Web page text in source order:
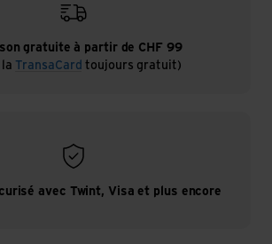
gratuite à partir de CHF 99
TransaCard toujours gratuit)
avec Twint, Visa et plus encore